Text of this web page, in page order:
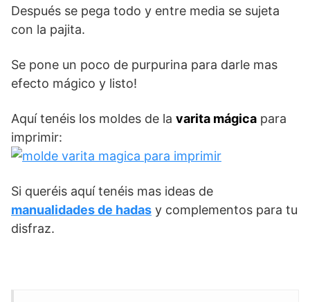
Después se pega todo y entre media se sujeta
con la pajita.
Se pone un poco de purpurina para darle mas
efecto mágico y listo!
Aquí tenéis los moldes de la varita mágica para
imprimir:
Si queréis aquí tenéis mas ideas de
manualidades de hadas y complementos para tu
disfraz.